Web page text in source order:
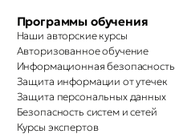
Программы обучения
Наши авторские курсы
Авторизованное обучение
Информационная безопасность
Защита информации от утечек
Защита персональных данных
Безопасность систем и сетей
Курсы экспертов